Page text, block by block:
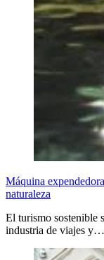
Máquina
naturaleza
El turismo sostenible
industria de viajes y…